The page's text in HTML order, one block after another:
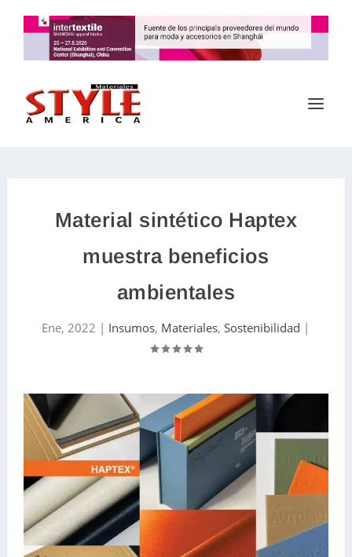
Material sintético Haptex
muestra beneficios
ambientales
Ene, 2022 | Insumos, Materiales,Sostenibilidad |